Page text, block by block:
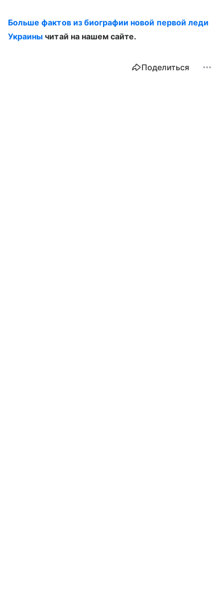
Больше фактов из биографии новой первой леди
Украины читай на нашем сайте.
Поделиться